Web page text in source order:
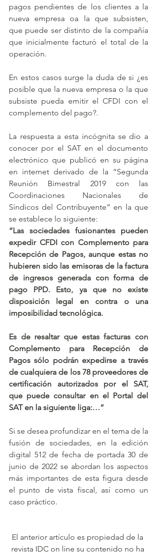
pagos pendientes de los clientes a la
nueva empresa oa la que subsisten,
que puede ser distinto de la compañía
que inicialmente facturó el total de la
operación.
En estos casos surge la duda de si ¿es
posible que la nueva empresa o la que
subsiste pueda emitir el CFDI con el
complemento del pago?.
La respuesta a esta incógnita se dio a
conocer por el SAT en el documento
electrónico que publicó en su página
en internet derivado de la “Segunda
Reunión Bimestral 2019 con las
Coordinaciones Nacionales de
Síndicos del Contribuyente” en la que
se establece lo siguiente:
“Las sociedades fusionantes pueden
expedir CFDI con Complemento para
Recepción de Pagos, aunque estas no
hubieren sido las emisoras de la factura
de ingresos generada con forma de
pago PPD. Esto, ya que no existe
disposición legal en contra o una
imposibilidad tecnológica.
Es de resaltar que estas facturas con
Complemento para Recepción de
Pagos sólo podrán expedirse a través
de cualquiera de los 78 proveedores de
certificación autorizados por el SAT,
que puede consultar en el Portal del
SAT en la siguiente liga:…”
Si se desea profundizar en el tema de la
fusión de sociedades, en la edición
digital 512 de fecha de portada 30 de
junio de 2022 se abordan los aspectos
más importantes de esta figura desde
el punto de vista fiscal, así como un
caso práctico.
El anterior artículo es propiedad de la
revista IDC on line su contenido no ha